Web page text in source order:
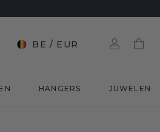
BE / EUR
HANGERS JUWELEN